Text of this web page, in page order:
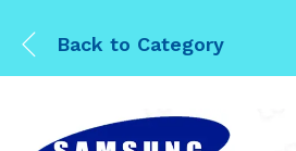
Back to Category